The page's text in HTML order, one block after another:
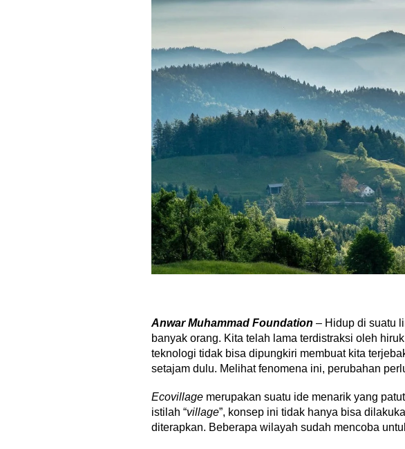
Anwar Muhammad Foundation – Hidup di suatu
banyak orang. Kita telah lama terdistraksi oleh
teknologi tidak bisa dipungkiri membuat kita
setajam dulu. Melihat fenomena ini, perubahan
Ecovillage merupakan suatu ide menarik yang
istilah “village”, konsep ini tidak hanya bisa
diterapkan. Beberapa wilayah sudah mencoba